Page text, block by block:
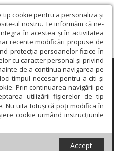
cookie pentru a personaliza și
ul nostru. Te informăm că ne-
în acestea și în activitatea
recente modificări propuse de
protecția persoanelor fizice în
cu caracter personal și privind
de a continua navigarea pe
timpul necesar pentru a citi și
Prin continuarea navigării pe
utilizării fişierelor de tip
Nu uita totuși că poți modifica în
cookie urmând instrucțiunile
Accept
×